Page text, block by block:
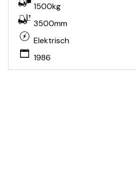
1500kg
3500mm
Elektrisch
1986